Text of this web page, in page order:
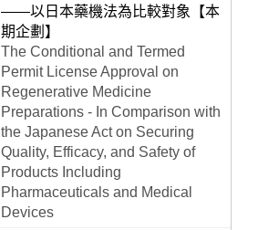
——以日本藥機法為比較對象【本
期企劃】
The Conditional and Termed
Permit License Approval on
Regenerative Medicine
Preparations - In Comparison with
the Japanese Act on Securing
Quality, Efficacy, and Safety of
Products Including
Pharmaceuticals and Medical
Devices